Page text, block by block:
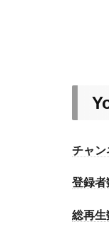
チャン
登録者
総再生